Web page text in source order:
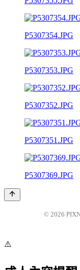
P5307354.JPG
P5307353.JPG
P5307352.JPG
P5307351.JPG
P5307369.JPG
© 2026
⚠️